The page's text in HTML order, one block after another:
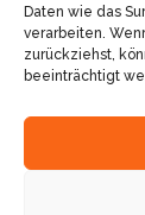
Daten wie das
verarbeiten.
zurückziehst,
beeinträchtigt